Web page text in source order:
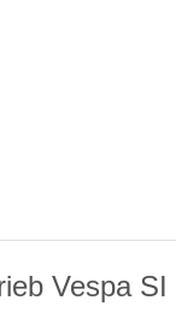
Vespa SI